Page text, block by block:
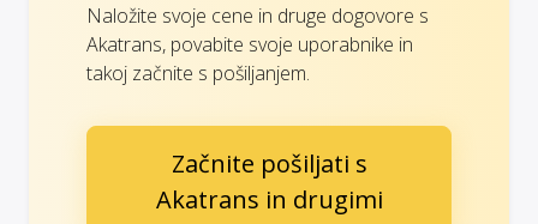
Naložite svoje cene in druge dogovore s
Akatrans, povabite svoje uporabnike in
takoj začnite s pošiljanjem.
Začnite pošiljati s
Akatrans in drugimi